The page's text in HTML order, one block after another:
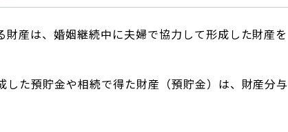
財産は、婚姻継続中に夫婦で協力して形成した財産を
した預貯金や相続で得た財産（預貯金）は、財産分与